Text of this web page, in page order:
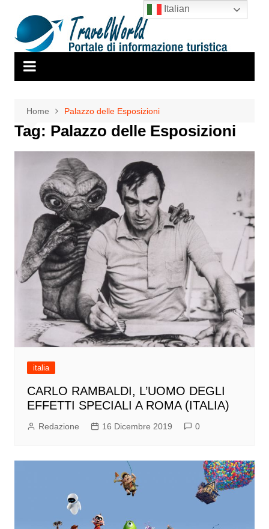
contenuto
Home Palazzo delle Esposizioni
Tag: Palazzo delle Esposizioni
italia
CARLO RAMBALDI, L’UOMO DEGLI
EFFETTI SPECIALI A ROMA (ITALIA)
Redazione 16 Dicembre 2019 0
Italian